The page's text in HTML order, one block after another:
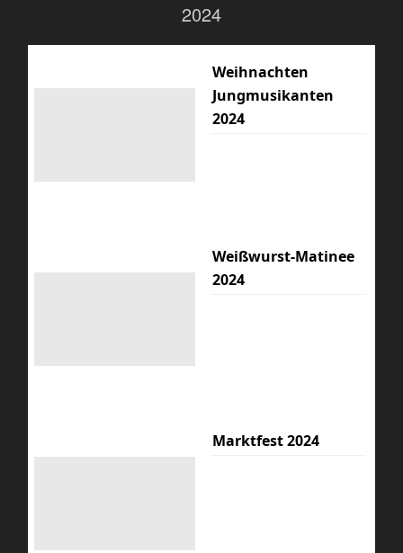
2024
Weihnachten
Jungmusikanten
2024
Weißwurst-Matinee
2024
Marktfest 2024